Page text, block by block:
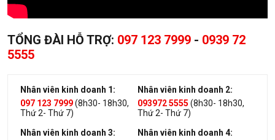
TỔNG ĐÀI HỖ TRỢ: 097 123 7999 - 0939 72
5555
Nhân viên kinh doanh 1:
097 123 7999(8h30- 18h30,
Thứ 2- Thứ 7)
Nhân viên kinh doanh 2:
093972 5555 (8h30- 18h30,
Thứ 2- Thứ 7)
Nhân viên kinh doanh 3:
Nhân viên kinh doanh 4: